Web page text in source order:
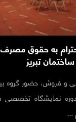
به حقوق
تبریز
و فروش، حضور گروه
نمایشگاه تخصصی
...